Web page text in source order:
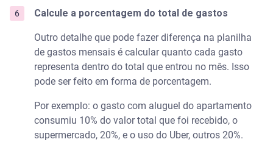
Calcule a porcentagem do total de gastos
Outro detalhe que pode fazer diferença na planilha
de gastos mensais é calcular quanto cada gasto
representa dentro do total que entrou no mês. Isso
pode ser feito em forma de porcentagem.
Por exemplo: o gasto com aluguel do apartamento
consumiu 10% do valor total que foi recebido, o
supermercado, 20%, e o uso do Uber, outros 20%.